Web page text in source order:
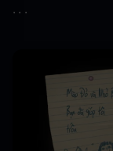
. . .